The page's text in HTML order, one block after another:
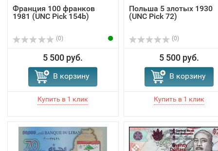
Франция 100 франков
1981 (UNC Pick 154b)
(0)
5 500 руб.
В корзину
Польша 5 злотых 1930
(UNC Pick 72)
(0)
5 500 руб.
В корзину